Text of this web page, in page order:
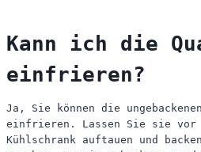
Kann ich die
einfrieren?
Ja, Sie können die
einfrieren. Lassen Sie sie vor
Kühlschrank auftauen und